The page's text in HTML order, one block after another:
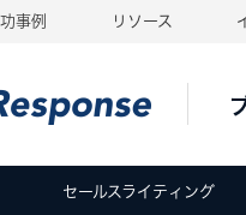
事例 リソース
セールスライティング